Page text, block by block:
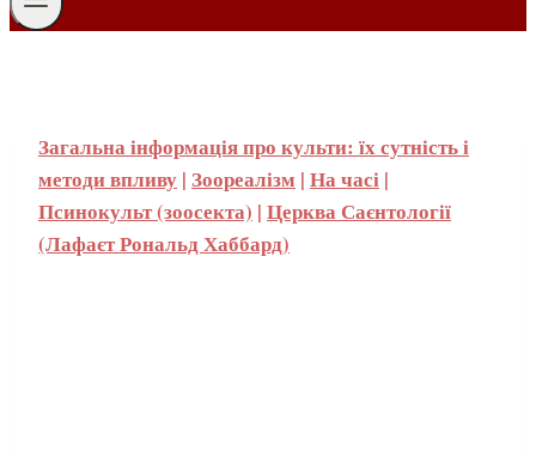
Загальна інформація про культи: їх сутність і
методи впливу | Зоореалізм | На часі |
Псинокульт (зоосекта) | Церква Саєнтології
(Лафаєт Рональд Хаббард)